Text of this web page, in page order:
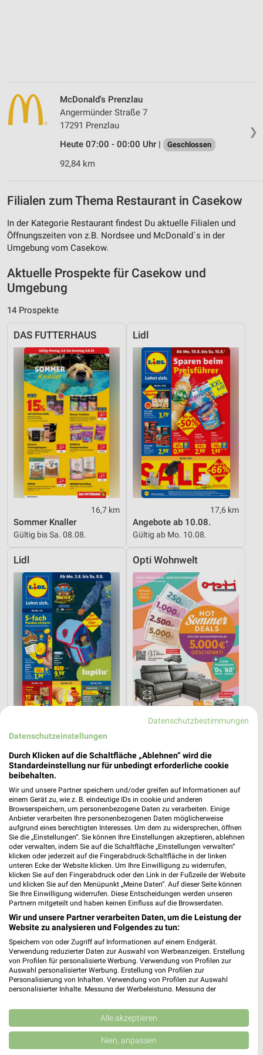
❯
McDonald's Prenzlau
Angermünder Straße 7
17291 Prenzlau
Heute 07:00 - 00:00 Uhr |
Geschlossen
92,84 km
Filialen zum Thema Restaurant in Casekow
In der Kategorie Restaurant findest Du aktuelle Filialen und
Öffnungszeiten von z.B. Nordsee und McDonald´s in der
Umgebung vom Casekow.
Aktuelle Prospekte für Casekow und
Umgebung
14 Prospekte
DAS FUTTERHAUS
16,7 km
Sommer Knaller
Gültig bis Sa. 08.08.
Lidl
17,6 km
Angebote ab 10.08.
Gültig ab Mo. 10.08.
Lidl
17,6 km
Gültig bis Sa. 08.08.
Opti Wohnwelt
Gültig bis Sa. 29.08.
PENNY
11,1 km
Angebote ab 03.08.
Gültig bis Sa. 08.08.
toom Baumarkt
24,3 km
Angebote ab 01.08.
Noch morgen gültig
Kaufland Opti Wohnwelt
Datenschutzbestimmungen
Datenschutzeinstellungen
Durch Klicken auf die Schaltfläche „Ablehnen“ wird die
Standardeinstellung nur für unbedingt erforderliche cookie
beibehalten.
Wir und unsere Partner speichern und/oder greifen auf Informationen auf
einem Gerät zu, wie z. B. eindeutige IDs in cookie und anderen
Browserspeichern, um personenbezogene Daten zu verarbeiten. Einige
Anbieter verarbeiten Ihre personenbezogenen Daten möglicherweise
aufgrund eines berechtigten Interesses. Um dem zu widersprechen, öffnen
Sie die „Einstellungen“. Sie können Ihre Einstellungen akzeptieren, ablehnen
oder verwalten, indem Sie auf die Schaltfläche „Einstellungen verwalten“
klicken oder jederzeit auf die Fingerabdruck-Schaltfläche in der linken
unteren Ecke der Website klicken. Um Ihre Einwilligung zu widerrufen,
klicken Sie auf den Fingerabdruck oder den Link in der Fußzeile der Website
und klicken Sie auf den Menüpunkt „Meine Daten“. Auf dieser Seite können
Sie Ihre Einwilligung widerrufen. Diese Entscheidungen werden unseren
Partnern mitgeteilt und haben keinen Einfluss auf die Browserdaten.
Wir und unsere Partner verarbeiten Daten, um die Leistung der
Website zu analysieren und Folgendes zu tun:
Speichern von oder Zugriff auf Informationen auf einem Endgerät.
Verwendung reduzierter Daten zur Auswahl von Werbeanzeigen. Erstellung
von Profilen für personalisierte Werbung. Verwendung von Profilen zur
Auswahl personalisierter Werbung. Erstellung von Profilen zur
Personalisierung von Inhalten. Verwendung von Profilen zur Auswahl
personalisierter Inhalte. Messung der Werbeleistung. Messung der
Kombinationen von Daten aus verschiedenen Quellen. Entwicklung und
Verbesserung der Angebote. Verwendung reduzierter Daten zur Auswahl
von Inhalten.
Daten können außerhalb der Europäischen Union weitergegeben und in die
USA gesendet werden.
Alle akzeptieren
Nein, anpassen